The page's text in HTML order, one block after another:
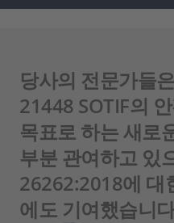
당사의 전문가들
21448 SOTIF의
목표로 하는 새로
부분 관여하고 있
26262:2018에 대
에도 기여했습니